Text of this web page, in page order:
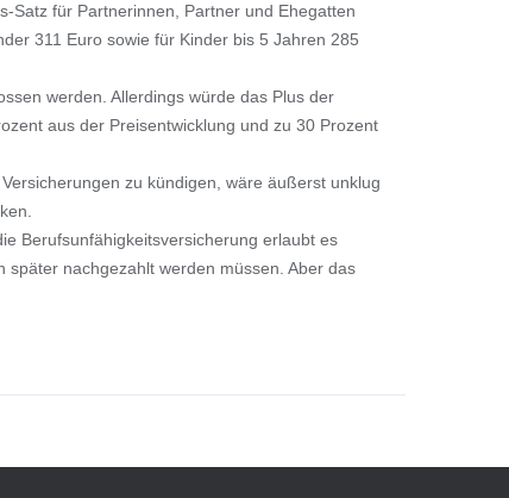
Satz für Partnerinnen, Partner und Ehegatten
311 Euro sowie für Kinder bis 5 Jahren 285
werden. Allerdings würde das Plus der
aus der Preisentwicklung und zu 30 Prozent
zu kündigen, wäre äußerst unklug
Berufsunfähigkeitsversicherung erlaubt es
nachgezahlt werden müssen. Aber das